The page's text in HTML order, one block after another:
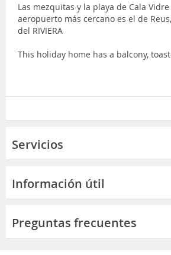
Las mezquitas y la playa de Cala
aeropuerto más cercano es el de
del RIVIERA
This holiday home has a balcony,
Servicios
Información útil
Preguntas frecuentes